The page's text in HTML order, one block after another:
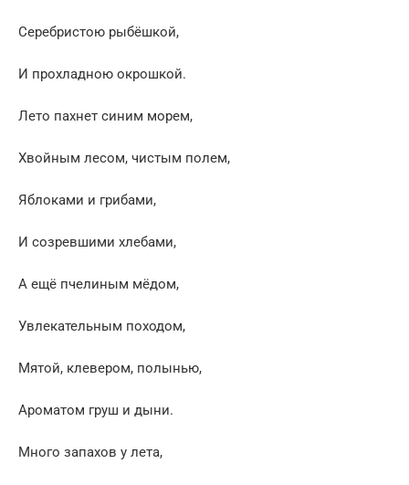
Серебристою рыбёшкой,
И прохладною окрошкой.
Лето пахнет синим морем,
Хвойным лесом, чистым полем,
Яблоками и грибами,
И созревшими хлебами,
А ещё пчелиным мёдом,
Увлекательным походом,
Мятой, клевером, полынью,
Ароматом груш и дыни.
Много запахов у лета,